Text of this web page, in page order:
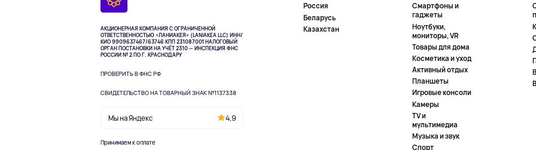
АКЦИОНЕРНАЯ КОМПАНИЯ С ОГРАНИЧЕННОЙ
ОТВЕТСТВЕННОСТЬЮ «ЛАНИАКЕЯ» (LANIAKEA LLC) ИНН/
КИО 9909637467/63746 КПП 231087001НАЛОГОВЫЙ
ОРГАН ПОСТАНОВКИ НА УЧЁТ 2310 — ИНСПЕКЦИЯ ФНС
РОССИИ № 2 ПО Г. КРАСНОДАРУ
ПРОВЕРИТЬ В ФНС РФ
СВИДЕТЕЛЬСТВО НА ТОВАРНЫЙ ЗНАК №1137338
Мы на Яндекс 4,9
Принимаем к оплате
Россия
Беларусь
Казахстан
Смартфоны и
гаджеты
Ноутбуки,
мониторы, VR
Товары для дома
Косметика и уход
Активный отдых
Планшеты
Игровые консоли
Камеры
TV и
мультимедиа
Музыка и звук
Спорт